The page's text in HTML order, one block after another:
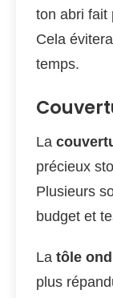
ton abri fait
Cela
temps.
La
précieux
Plusieurs
budget et
La tôle
plus